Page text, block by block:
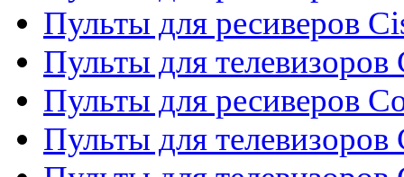
Пульты для ресиверов
Пульты для телевизоров
Пульты для ресиверов
Пульты для телевизоров